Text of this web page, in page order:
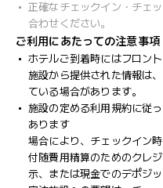
正確なチェックイン・チェ
合わせください。
ご利用にあたっての注意事項
ホテルご到着時にはフロン
施設から提供された情報は
ている場合があります。
施設の定める利用規約に従
あります
場合により、チェックイン
付随費用精算のためのクレ
示、または現金でのデポジ